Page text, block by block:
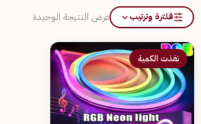
فلترة وترتيب عرض النتيجة الوحيدة
نفذت الكمية